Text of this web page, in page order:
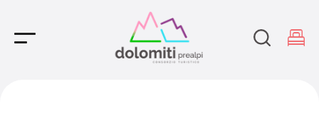
Main Navigation